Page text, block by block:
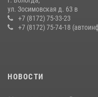
В ВОЛОГДЕ РОСГВАРДЕЙЦЫ
ОТКАЗЫВАВШЕГОСЯ
24 июля 2026, 07:32
ул. Зосимовская д. 63 в
+7 (8172) 75-33-23
+7 (8172) 75-74-18
НОВОСТИ